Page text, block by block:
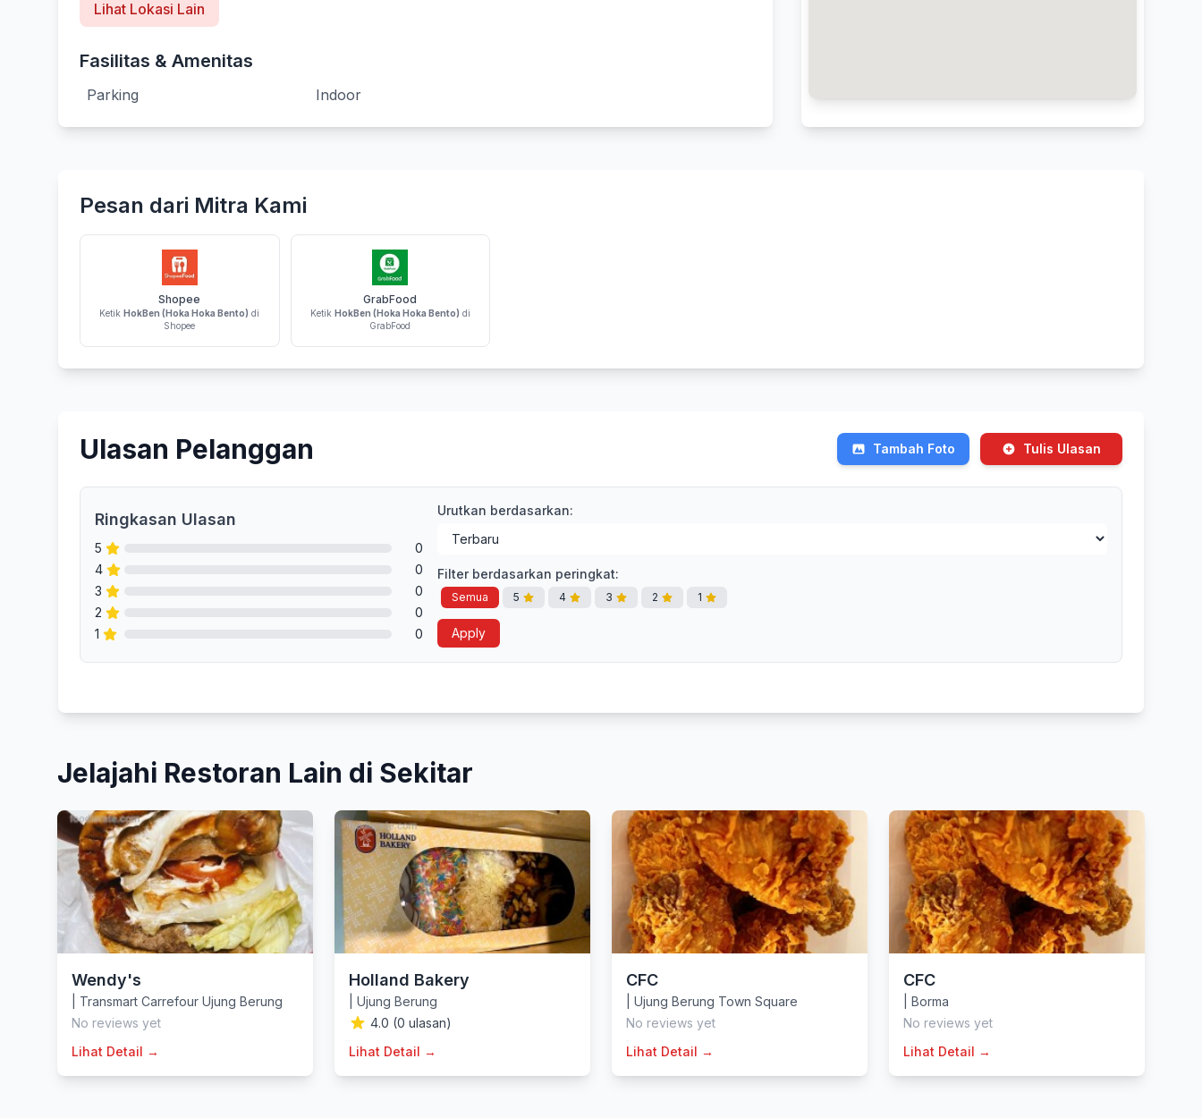
Lihat Lokasi Lain
Fasilitas & Amenitas
Parking Indoor
Pesan dari Mitra Kami
Shopee
KetikHokBen (Hoka Hoka Bento) di
Shopee
GrabFood
Ketik HokBen (Hoka Hoka Bento) di
GrabFood
Ulasan Pelanggan Tambah Foto Tulis Ulasan
Ringkasan Ulasan
5
0
4
0
3
0
2
0
1
0
Urutkan berdasarkan:
Filter berdasarkan peringkat:
Semua 5 4 3 2 1
Apply
Jelajahi Restoran Lain di Sekitar
Wendy's
Transmart Carrefour Ujung Berung
No reviews yet
Lihat Detail →
Holland Bakery
Ujung Berung
4.0 (0 ulasan)
Lihat Detail →
CFC
Ujung Berung Town Square
No reviews yet
Lihat Detail →
CFC
Borma
No reviews yet
Lihat Detail →